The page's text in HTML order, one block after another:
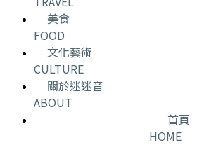
美食
FOOD
文化藝術
CULTURE
關於迷迷音
ABOUT
首頁
HOME